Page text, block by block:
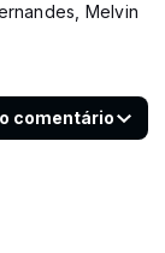
Melvin
comentário